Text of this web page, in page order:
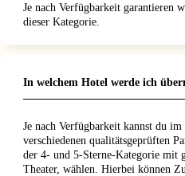
Je nach Verfügbarkeit garantieren
dieser Kategorie.
In welchem Hotel werde ich
Je nach Verfügbarkeit kannst du im
verschiedenen qualitätsgeprüften
der 4- und 5-Sterne-Kategorie mit
Theater, wählen. Hierbei können